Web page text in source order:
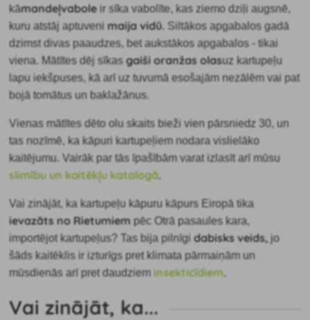
kāmandeļvaboleir sīka vabolīte, kas ziemo dziļi augsnē,
kuru atstāj aptuveni maija vidū. Siltākos apgabalos gadā
dzimst divas paaudzes, bet aukstākos apgabalos - tikai
viena. Mātītes dēj sīkasgaiši oranžas olasuz kartupeļu
lapu iekšpuses, kā arī uz tuvumā esošajām nezālēm vai pat
bojā tomātus un baklažānus.
Vienas mātītes dēto olu skaits bieži vienpārsniedz 30, un
tas nozīmē, ka kāpuri kartupeļiem nodara vislielāko
kaitējumu. Vairāk par tās īpašībām varat izlasīt arī mūsu
slimību un kaitēkļu katalogā.
Vai zinājāt, ka kartupeļu kāpuru kāpurs Eiropā tika
ievazātsno Rietumiem pēc Otrā pasaules kara,
importējot kartupeļus? Tas bija pilnīgidabisks veids, jo
šāds kaitēklis ir izturīgs pret klimata pārmaiņām un
mūsdienās arī pret daudzieminsekticīdiem.
Vai zinājāt, ka...